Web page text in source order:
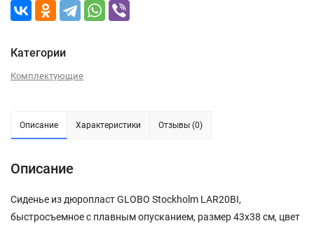
Категории
Комплектующие
Описание Характеристики Отзывы (0)
Описание
Сиденье из дюропласт GLOBO Stockholm LAR20BI,
быстросъемное с плавным опусканием, размер 43х38 см, цвет